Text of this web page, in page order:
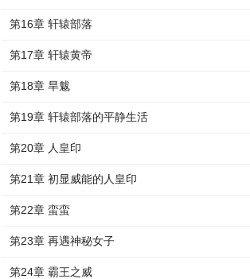
第16章 轩辕部落
第17章 轩辕黄帝
第18章 旱魃
第19章 轩辕部落的平静生活
第20章 人皇印
第21章 初显威能的人皇印
第22章 蛮蛮
第23章 再遇神秘女子
第24章 霸王之威